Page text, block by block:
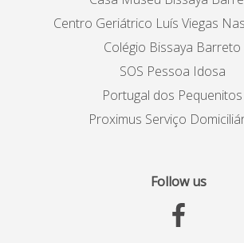
Centro Geriátrico Luís Viegas
Colégio Bissaya Barreto
SOS Pessoa Idosa
Portugal dos Pequenitos
Proximus Serviço
Follow us